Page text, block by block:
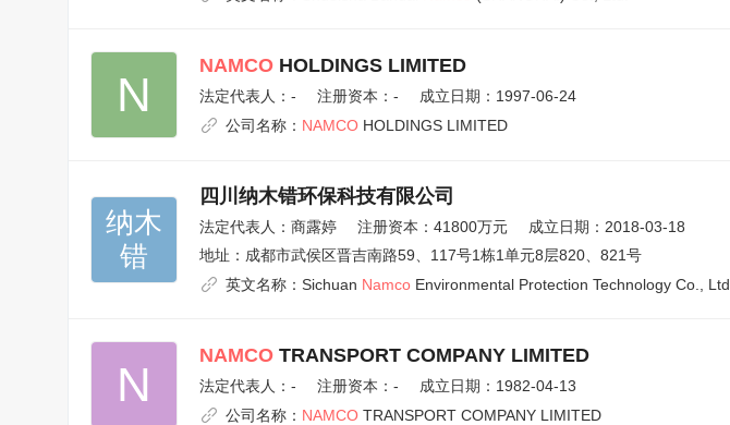
N
NAMCO HOLDINGS LIMITED
法定代表人： - 注册资本：-
成立日期：1997-06-24
公司名称： NAMCO HOLDINGS LIMITED
纳木
错
四川纳木错环保科技有限公司
法定代表人： 商露婷 注册资本：41800万元
成立日期：2018-03-18
地址： 成都市武侯区晋吉南路59、117号1栋1单元8层820、821号
英文名称： Sichuan Namco Environmental Protection Technology Co., Ltd.
N
NAMCO TRANSPORT COMPANY LIMITED
法定代表人： - 注册资本：-
成立日期：1982-04-13
公司名称： NAMCO TRANSPORT COMPANY LIMITED